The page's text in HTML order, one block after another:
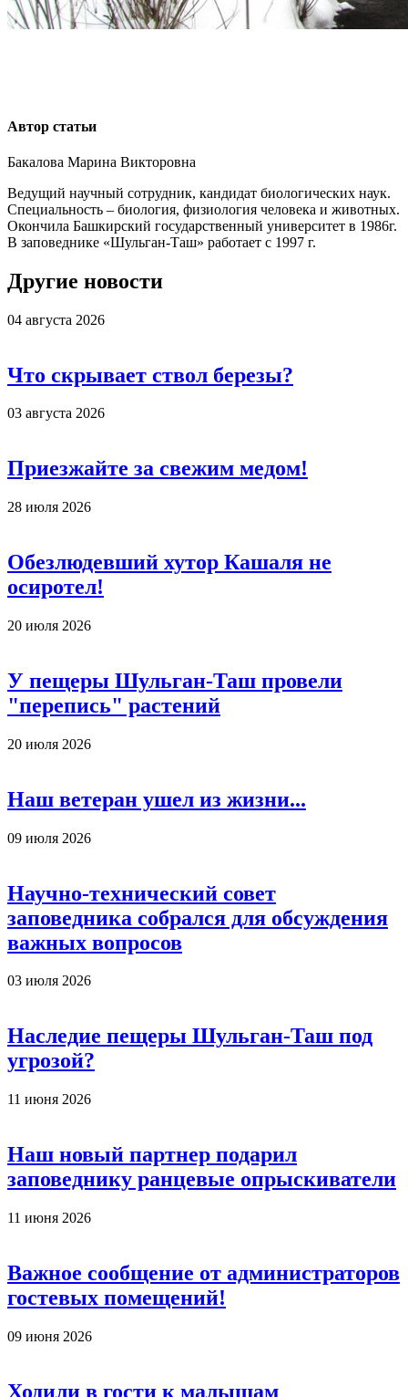
Автор статьи
Бакалова Марина Викторовна
Ведущий научный сотрудник, кандидат биологических наук.
Специальность – биология, физиология человека и животных.
Окончила Башкирский государственный университет в 1986г.
В заповеднике «Шульган-Таш» работает с 1997 г.
Другие новости
04 августа 2026
Что скрывает ствол березы?
03 августа 2026
Приезжайте за свежим медом!
28 июля 2026
Обезлюдевший хутор Кашаля не
осиротел!
20 июля 2026
У пещеры Шульган-Таш провели
"перепись" растений
20 июля 2026
Наш ветеран ушел из жизни...
09 июля 2026
Научно-технический совет
заповедника собрался для обсуждения
важных вопросов
03 июля 2026
Наследие пещеры Шульган-Таш под
угрозой?
11 июня 2026
Наш новый партнер подарил
заповеднику ранцевые опрыскиватели
11 июня 2026
Важное сообщение от администраторов
гостевых помещений!
09 июня 2026
Ходили в гости к малышам